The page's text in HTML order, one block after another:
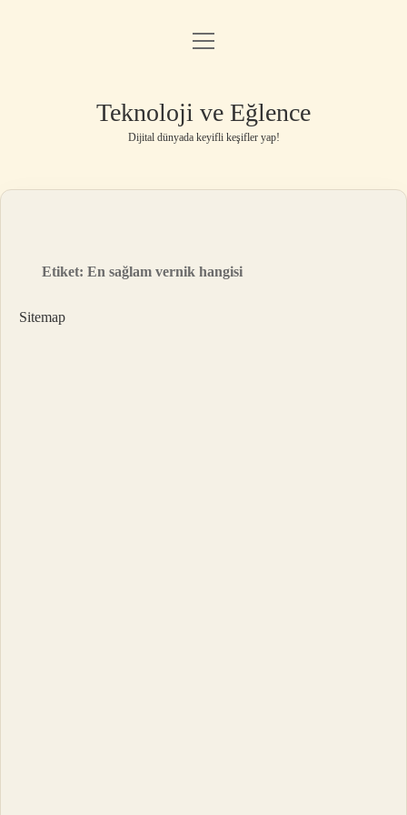
Anasayfa
Yasal Uyarı
menüyü
Teknoloji ve Eğlence
Dijital dünyada keyifli keşifler yap!
Etiket:En sağlam vernik hangisi
Sitemap